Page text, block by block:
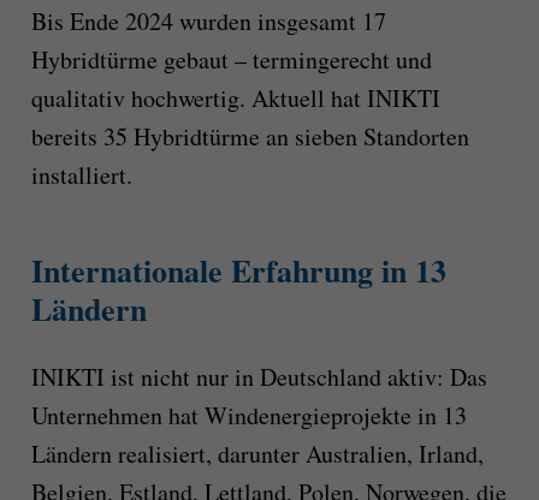
Bis Ende 2024 wurden insgesamt 17
Hybridtürme gebaut – termingerecht und
qualitativ hochwertig. Aktuell hat INIKTI
bereits 35 Hybridtürme an sieben Standorten
installiert.
Internationale Erfahrung in 13
Ländern
INIKTI ist nicht nur in Deutschland aktiv: Das
Unternehmen hat Windenergieprojekte in 13
Ländern realisiert, darunter Australien, Irland,
Belgien, Estland, Lettland, Polen, Norwegen, die